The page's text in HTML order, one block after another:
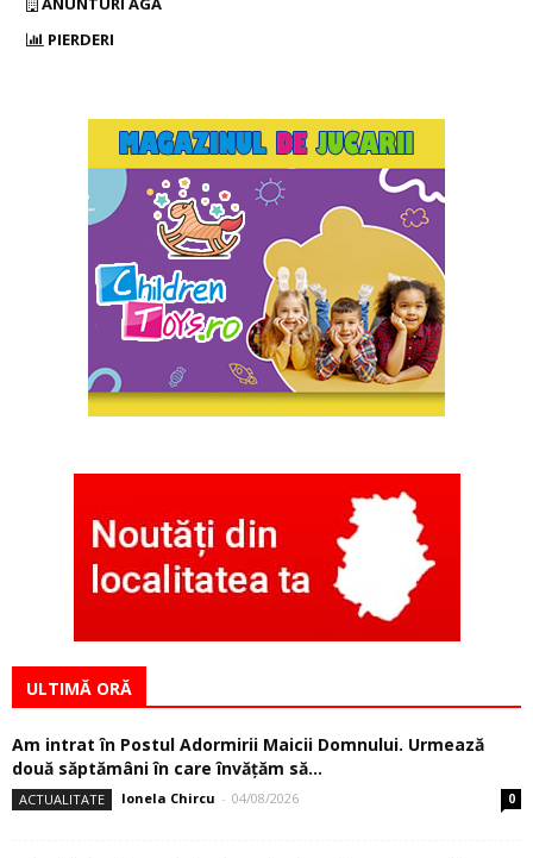
PIERDERI
ULTIMĂ ORĂ
Am intrat în Postul Adormirii Maicii Domnului. Urmează
două săptămâni în care învăţăm să...
ACTUALITATE Ionela Chircu - 04/08/2026 0